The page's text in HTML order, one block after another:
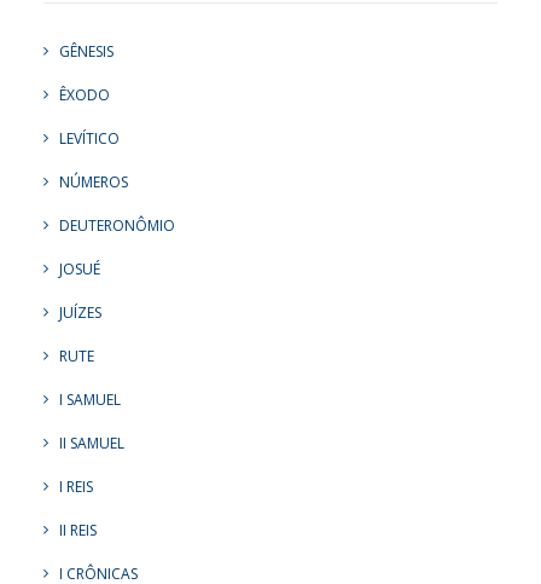
GÊNESIS
ÊXODO
LEVÍTICO
NÚMEROS
DEUTERONÔMIO
JOSUÉ
JUÍZES
RUTE
I SAMUEL
II SAMUEL
I REIS
II REIS
I CRÔNICAS